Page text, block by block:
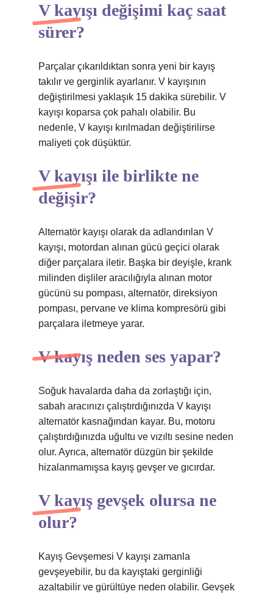
V kayışı değişimi kaç saat
sürer?
Parçalar çıkarıldıktan sonra yeni bir kayış
takılır ve gerginlik ayarlanır. V kayışının
değiştirilmesi yaklaşık 15 dakika sürebilir. V
kayışı koparsa çok pahalı olabilir. Bu
nedenle, V kayışı kırılmadan değiştirilirse
maliyeti çok düşüktür.
V kayışı ile birlikte ne
değişir?
Alternatör kayışı olarak da adlandırılan V
kayışı, motordan alınan gücü geçici olarak
diğer parçalara iletir. Başka bir deyişle, krank
milinden dişliler aracılığıyla alınan motor
gücünü su pompası, alternatör, direksiyon
pompası, pervane ve klima kompresörü gibi
parçalara iletmeye yarar.
V kayış neden ses yapar?
Soğuk havalarda daha da zorlaştığı için,
sabah aracınızı çalıştırdığınızda V kayışı
alternatör kasnağından kayar. Bu, motoru
çalıştırdığınızda uğultu ve vızıltı sesine neden
olur. Ayrıca, alternatör düzgün bir şekilde
hizalanmamışsa kayış gevşer ve gıcırdar.
V kayış gevşek olursa ne
olur?
Kayış Gevşemesi V kayışı zamanla
gevşeyebilir, bu da kayıştaki gerginliği
azaltabilir ve gürültüye neden olabilir. Gevşek